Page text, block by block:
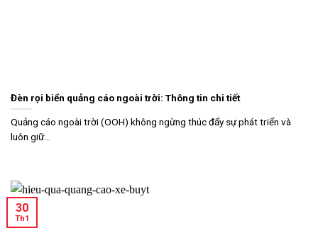
Đèn rọi biển quảng cáo ngoài trời: Thông tin chi tiết
Quảng cáo ngoài trời (OOH) không ngừng thúc đẩy sự phát triển và
luôn giữ...
30
Th1